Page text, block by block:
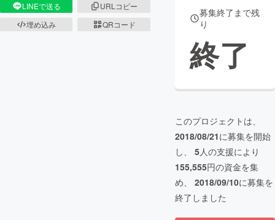
LINEで送る
URLコピー
埋め込み
QRコード
募集終了まで残
り
終了
このプロジェクトは、
2018/08/21に募集を開始
し、 5人の支援により
155,555円の資金を集
め、 2018/09/10に募集を
終了しました